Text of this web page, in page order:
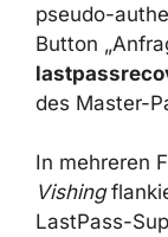
pseudo-
Button
des Master-
In mehreren
Vishing
LastPass-